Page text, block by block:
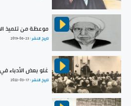
موعظة من تلميذ
تاريخ النشر :2019-06-23
غلو بعض الأدباء
تاريخ النشر :2022-03-17